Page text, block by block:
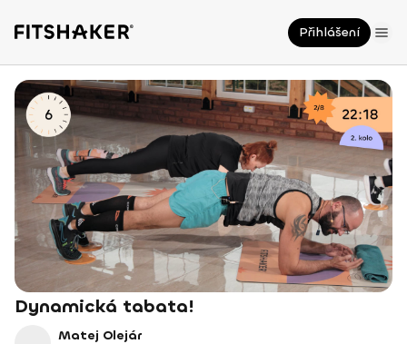
Přihlášení
Dynamická tabata!
Matej Olejár